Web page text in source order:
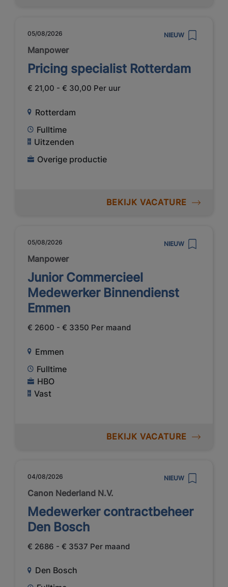
05/08/2026 NIEUW
Manpower
Pricing specialist Rotterdam
€ 21,00 - € 30,00 Per uur
Rotterdam
Fulltime
Uitzenden
Overige productie
BEKIJK VACATURE
05/08/2026 NIEUW
Manpower
Junior Commercieel
Medewerker Binnendienst
Emmen
€ 2600 - € 3350 Per maand
Emmen
Fulltime
HBO
Vast
BEKIJK VACATURE
04/08/2026 NIEUW
Canon Nederland N.V.
Medewerker contractbeheer
Den Bosch
€ 2686 - € 3537 Per maand
Den Bosch